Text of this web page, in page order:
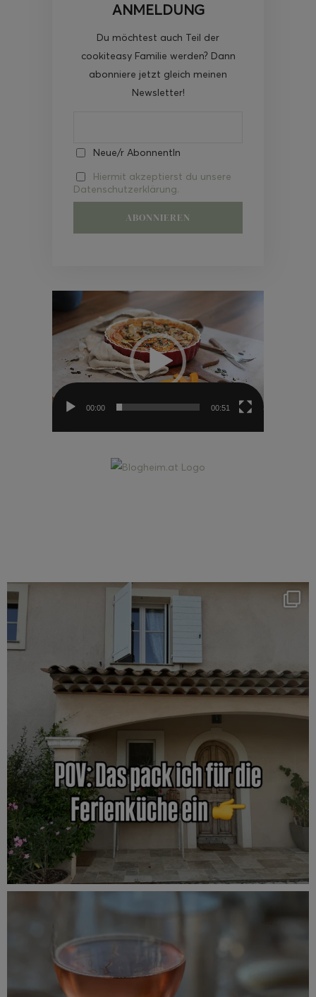
ANMELDUNG
Du möchtest auch Teil der
cookiteasy Familie werden? Dann
abonniere jetzt gleich meinen
Newsletter!
Neue/r AbonnentIn
Hiermit akzeptierst du unsere
Datenschutzerklärung.
Video-
00:00 00:51